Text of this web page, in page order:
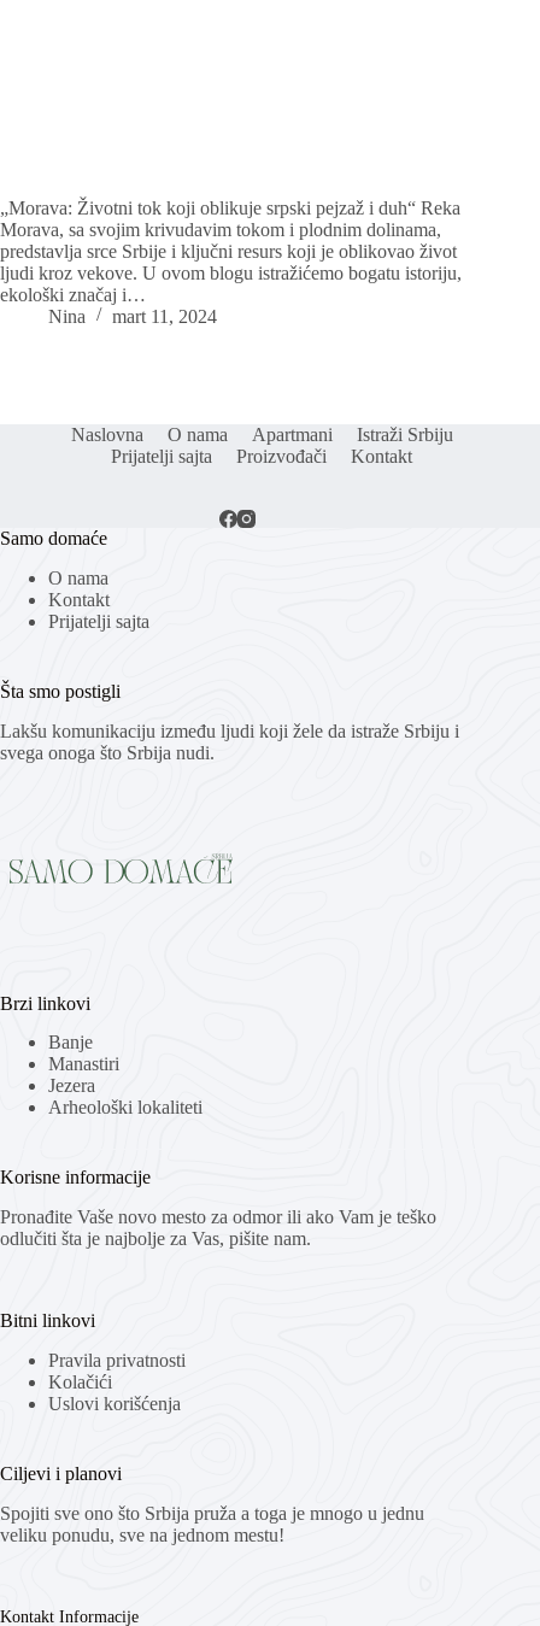
„Morava: Životni tok koji oblikuje srpski pejzaž i duh“ Reka
Morava, sa svojim krivudavim tokom i plodnim dolinama,
predstavlja srce Srbije i ključni resurs koji je oblikovao život
ljudi kroz vekove. U ovom blogu istražićemo bogatu istoriju,
ekološki značaj i…
Nina
mart 11, 2024
Naslovna O nama Apartmani
Istraži Srbiju
Prijatelji sajta
Proizvođači Kontakt
Samo domaće
O nama
Kontakt
Prijatelji sajta
Šta smo postigli
Lakšu komunikaciju između ljudi koji žele da istraže Srbiju i
svega onoga što Srbija nudi.
Brzi linkovi
Banje
Manastiri
Jezera
Arheološki lokaliteti
Korisne informacije
Pronađite Vaše novo mesto za odmor ili ako Vam je teško
odlučiti šta je najbolje za Vas, pišite nam.
Bitni linkovi
Pravila privatnosti
Kolačići
Uslovi korišćenja
Ciljevi i planovi
Spojiti sve ono što Srbija pruža a toga je mnogo u jednu
veliku ponudu, sve na jednom mestu!
Kontakt Informacije